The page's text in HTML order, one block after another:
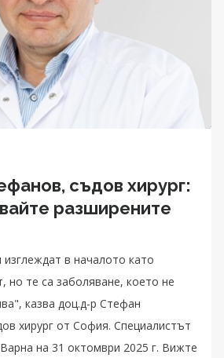
съдов хирург:
разширените
в началото като
но те са заболяване, което не
казва доц.д-р Стефан
хирург от София. Специалистът
на 31 октомври 2025 г. Вижте